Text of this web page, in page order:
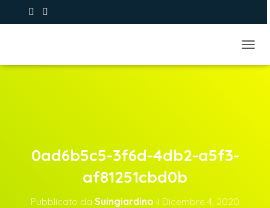
0ad6b5c5-3f6d-4db2-a5f3-
af81251cbd0b
Pubblicato da Suingiardino il Dicembre 4, 2020